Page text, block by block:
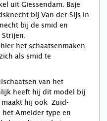
uit Giessendam. Baje
bij Van der Sijs in
bij de smid en
het schaatsenmaken.
als smid te
van het
heeft hij dit model bij
maakt hij ook Zuid-
het Ameider type en